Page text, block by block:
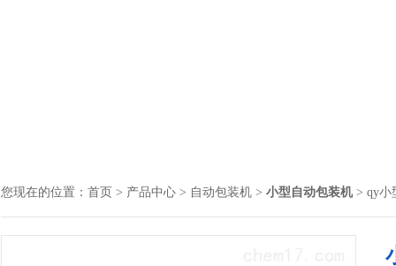
您现在的位置： 首页 > 产品中心 > 自动包装机 > 小型自动包装机> qy小